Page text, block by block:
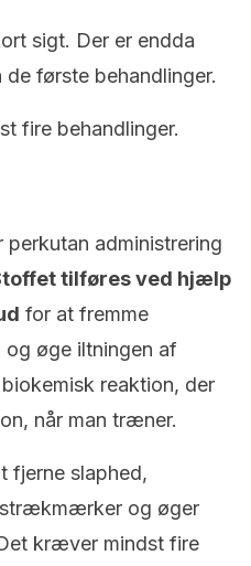
sigt. Der er endda
første behandlinger.
fire behandlinger.
administrering
tilføres ved hjælp
for at fremme
og øge iltningen af
reaktion, der
når man træner.
fjerne slaphed,
og øger
kræver mindst fire